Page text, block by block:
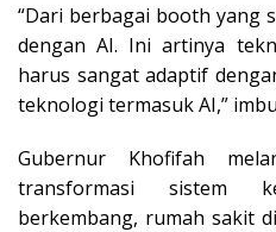
“Dari berbagai booth yang
dengan AI. Ini artinya
harus sangat adaptif
teknologi termasuk AI,”
Gubernur Khofifah
transformasi sistem
berkembang, rumah sakit